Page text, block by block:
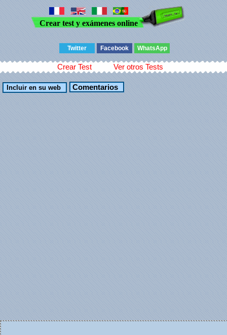
Crear test y exámenes online
Twitter Facebook WhatsApp
Crear Test Ver otros Tests
Comentarios